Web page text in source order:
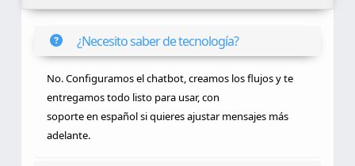
¿Necesito saber de tecnología?
No. Configuramos el chatbot, creamos los flujos y te
entregamos todo listo para usar, con
soporte en español si quieres ajustar mensajes más
adelante.